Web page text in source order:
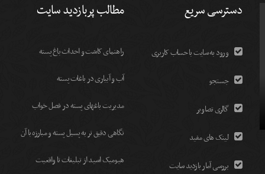
دسترسی سریع
ورود به سایت با حساب کاربری
جستجو
گالری تصاویر
لینک های مفید
بررسی آمار بازدید سایت
مطالب پربازدید سایت
راهنمای کاشت و احداث باغ پسته
آب و آبیاری در باغات پسته
مديريت باغهای پسته در فصل خواب
نگاهی دقیق تر به پسیل پسته و مبارزه با آن
هیومیک اسید از تبلیغات تا واقعیت